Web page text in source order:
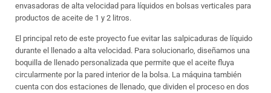
envasadoras de alta velocidad para líquidos en bolsas verticales para
productos de aceite de 1 y 2 litros.
El principal reto de este proyecto fue evitar las salpicaduras de líquido
durante el llenado a alta velocidad. Para solucionarlo, diseñamos una
boquilla de llenado personalizada que permite que el aceite fluya
circularmente por la pared interior de la bolsa. La máquina también
cuenta con dos estaciones de llenado, que dividen el proceso en dos